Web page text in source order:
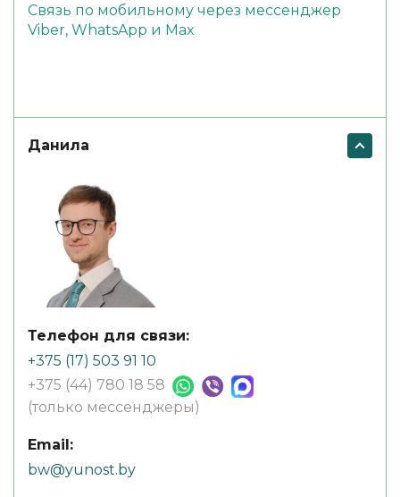
Связь по мобильному через мессенджер
Viber, WhatsApp и Max
Данила
Телефон для связи:
+375 (17) 503 91 10
+375 (44) 780 18 58
(только мессенджеры)
Email:
bw@yunost.by